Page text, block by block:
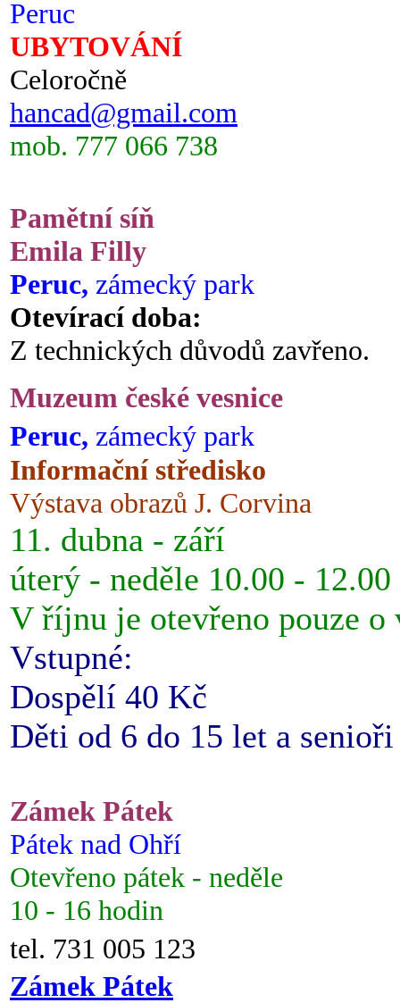
Peruc
UBYTOVÁNÍ
Celoročně
hancad@gmail.com
mob. 777 066 738
Pamětní síň
Emila Filly
Peruc, zámecký park
Otevírací doba:
Z technických důvodů zavřeno.
Muzeum české vesnice
Peruc, zámecký park
Informační středisko
Výstava obrazů J. Corvina
11. dubna - září
úterý - neděle 10.00 -
V říjnu je otevřeno pouze o
Vstupné:
Dospělí 40 Kč
Děti od 6 do 15 let a
Zámek Pátek
Pátek nad Ohří
Otevřeno pátek - neděle
10 - 16 hodin
tel. 731 005 123
Zámek Pátek